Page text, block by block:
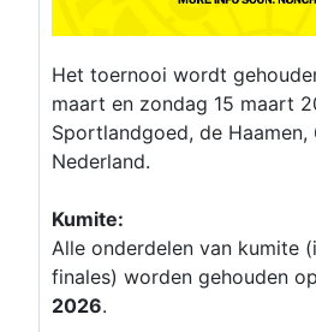
Het toernooi wordt
maart en zondag 15 maart
Sportlandgoed, de Haamen,
Nederland.
Kumite:
Alle onderdelen van kumite
finales) worden gehouden op
2026.